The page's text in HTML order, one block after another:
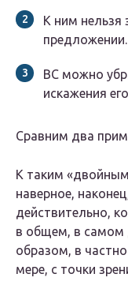
К ним нельзя
предложении.
ВС можно
искажения
Сравним два
К таким
наверное,
действительно,
в общем, в самом
образом, в
мере, с точки